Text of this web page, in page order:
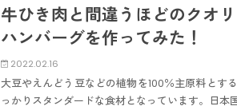
牛ひき肉と間違うほどのクオ
ハンバーグを作ってみた！
2022.02.16
大豆やえんどう豆などの植物を100％主原料とす
っかりスタンダードな食材となっています。日